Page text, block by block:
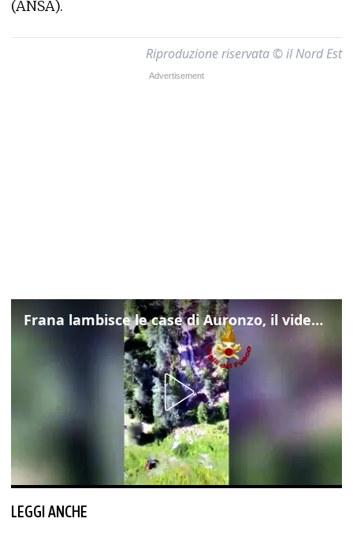
(ANSA).
Riproduzione riservata © il Nord Est
Frana lambisce le case di Auronzo, il video dall'elicottero dei vigili del fuoco
LEGGI ANCHE